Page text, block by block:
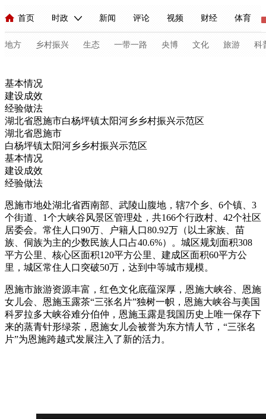
首页 时政 新闻 评论 视频 财经 体育
人民领袖习近平 联播+ 中国领导人 央视快评 习式妙语
直播 栏目大全 节目单 听音 微视频 主持人
海外频道 iPanda English Монгол
地方 乡村振兴 生态 一带一路 央博 文化 旅游 科
总台春晚
新闻 国内
人民领袖习近平
视频
现场 前线 比划 快看 蓝海中国 新兵请入列
体育 直播 竞猜 2026年世界杯 2026年冬奥会
VIP会员 CCTV奥林匹克频道 生活体育大会 体育江湖
财经 教育 乡村振兴 生态环境 一带一路 央博
大国智造 大国展会 大国保险 云顶对话 云起
基本情况
建设成效
经验做法
湖北省恩施市白杨坪镇太阳河乡乡村振兴示范区
湖北省恩施市
白杨坪镇太阳河乡乡村振兴示范区
基本情况
建设成效
经验做法
恩施市地处湖北省西南部、武陵山腹地，辖7个乡、6个镇、3
个街道、1个大峡谷风景区管理处，共166个行政村、42个社区
居委会。常住人口90万、户籍人口80.92万（以土家族、苗
族、侗族为主的少数民族人口占40.6%）。城区规划面积308
平方公里、核心区面积120平方公里、建成区面积60平方公
里，城区常住人口突破50万，达到中等城市规模。
恩施市旅游资源丰富，红色文化底蕴深厚，恩施大峡谷、恩施
女儿会、恩施玉露茶“三张名片”独树一帜，恩施大峡谷与美国
科罗拉多大峡谷难分伯仲，恩施玉露是我国历史上唯一保存下
来的蒸青针形绿茶，恩施女儿会被誉为东方情人节，“三张名
片”为恩施跨越式发展注入了新的活力。